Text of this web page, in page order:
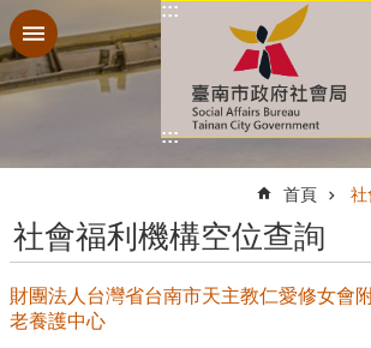
跳到主要內容區塊
:::
:::
首頁 社
社會福利機構空位查詢
財團法人台灣省台南市天主教仁愛修女會
老養護中心